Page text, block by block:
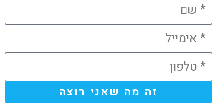
זה מה שאני רוצה